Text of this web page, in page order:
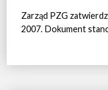
Zarząd PZG
2007. Dokument